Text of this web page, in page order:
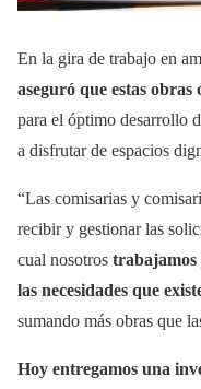
En la gira de trabajo en
aseguró que estas
para el óptimo desarrollo
a disfrutar de espacios
“Las comisarias y
recibir y gestionar las
cual nosotros trabajamos
las necesidades que
sumando más obras que
Hoy entregamos una